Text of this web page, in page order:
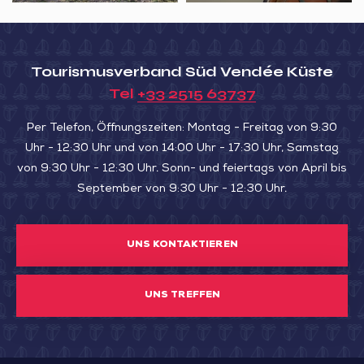
Tourismusverband Süd Vendée Küste
Tel +33 2515 63737
Per Telefon, Öffnungszeiten: Montag - Freitag von 9:30
Uhr - 12:30 Uhr und von 14:00 Uhr - 17:30 Uhr, Samstag
von 9:30 Uhr - 12:30 Uhr. Sonn- und feiertags von April bis
September von 9:30 Uhr - 12:30 Uhr.
UNS KONTAKTIEREN
UNS TREFFEN